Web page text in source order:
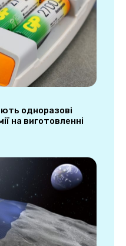
одноразові
на виготовленні